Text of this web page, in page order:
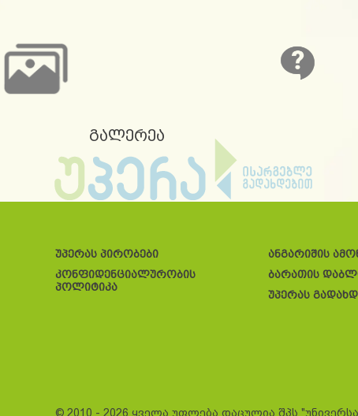
გალერეა
უპერას პირობები
კონფიდენციალურობის
პოლიტიკა
ანგარიშის
ბარათის
უპერას
© 2010 - 2026 ყველა უფლება დაცულია შპს